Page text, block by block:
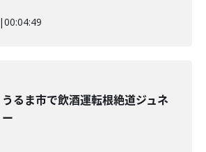
|00:04:49
うるま市で飲酒運転根絶道ジュネ
ー